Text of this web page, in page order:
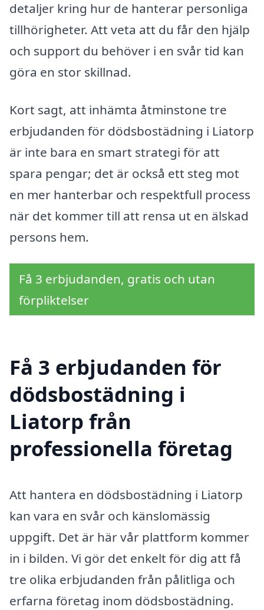
detaljer kring hur de hanterar personliga
tillhörigheter. Att veta att du får den hjälp
och support du behöver i en svår tid kan
göra en stor skillnad.
Kort sagt, att inhämta åtminstone tre
erbjudanden för dödsbostädning i Liatorp
är inte bara en smart strategi för att
spara pengar; det är också ett steg mot
en mer hanterbar och respektfull process
när det kommer till att rensa ut en älskad
persons hem.
Få 3 erbjudanden, gratis och utan
förpliktelser
Få 3 erbjudanden för
dödsbostädning i
Liatorp från
professionella företag
Att hantera en dödsbostädning i Liatorp
kan vara en svår och känslomässig
uppgift. Det är här vår plattform kommer
in i bilden. Vi gör det enkelt för dig att få
tre olika erbjudanden från pålitliga och
erfarna företag inom dödsbostädning.